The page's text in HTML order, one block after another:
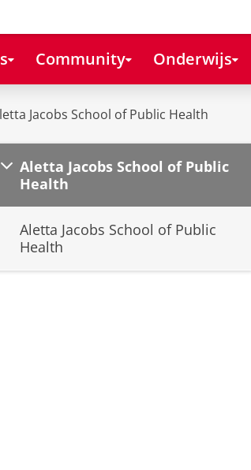
Community Onderwijs
Jacobs School of Public Health
Aletta Jacobs School of Public
Health
Aletta Jacobs School of Public
Health